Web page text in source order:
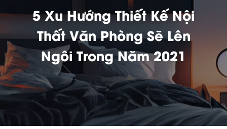
5 Xu Hướng Thiết Kế Nội
Thất Văn Phòng Sẽ Lên
Ngôi Trong Năm 2021